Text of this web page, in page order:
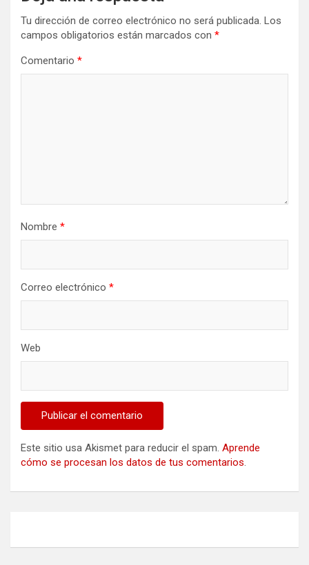
Tu dirección de correo electrónico no será publicada. Los
campos obligatorios están marcados con *
Comentario *
Nombre *
Correo electrónico *
Web
Este sitio usa Akismet para reducir el spam. Aprende
cómo se procesan los datos de tus comentarios.